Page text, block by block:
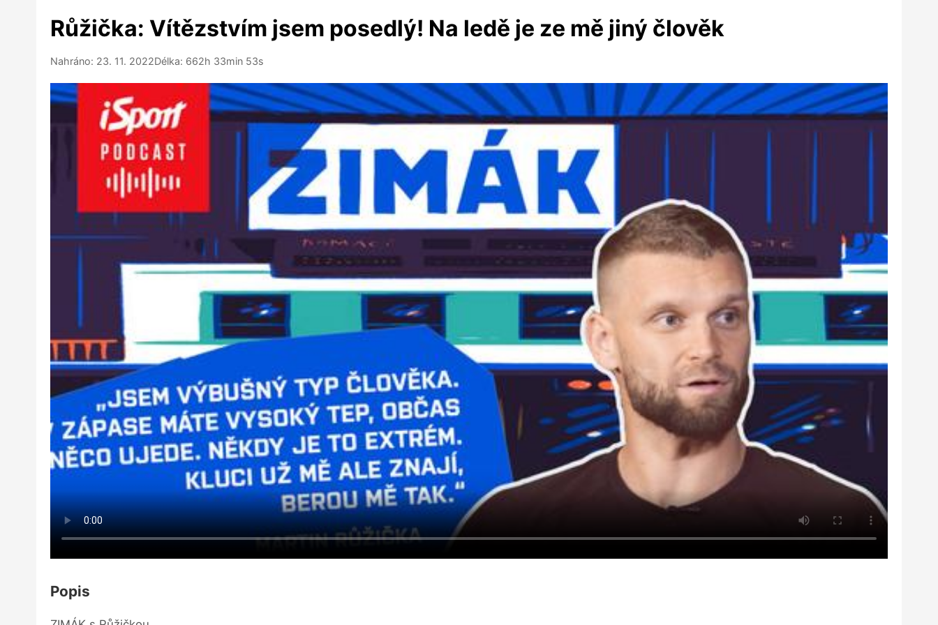
Růžička: Vítězstvím jsem posedlý! Na ledě je ze mě jiný člověk
Nahráno: 23. 11. 2022Délka: 662h 33min 53s
Popis